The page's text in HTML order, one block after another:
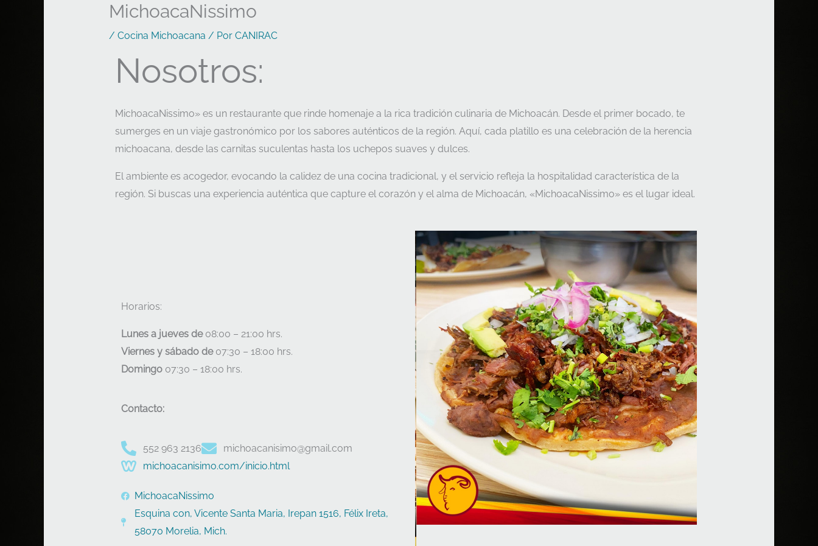
MichoacaNissimo
/ Cocina Michoacana / Por CANIRAC
Nosotros:
MichoacaNissimo» es un restaurante que rinde homenaje a la rica tradición culinaria de Michoacán. Desde el primer bocado, te
sumerges en un viaje gastronómico por los sabores auténticos de la región. Aquí, cada platillo es una celebración de la herencia
michoacana, desde las carnitas suculentas hasta los uchepos suaves y dulces.
El ambiente es acogedor, evocando la calidez de una cocina tradicional, y el servicio refleja la hospitalidad característica de la
región. Si buscas una experiencia auténtica que capture el corazón y el alma de Michoacán, «MichoacaNissimo» es el lugar ideal.
Horarios:
Lunes a jueves de08:00 – 21:00 hrs.
Viernes y sábado de07:30 – 18:00 hrs.
Domingo07:30 – 18:00 hrs.
Contacto:
552 963 2136
michoacanisimo@gmail.com
michoacanisimo.com/inicio.html
MichoacaNissimo
Esquina con, Vicente Santa Maria, Irepan 1516, Félix Ireta,
58070 Morelia, Mich.